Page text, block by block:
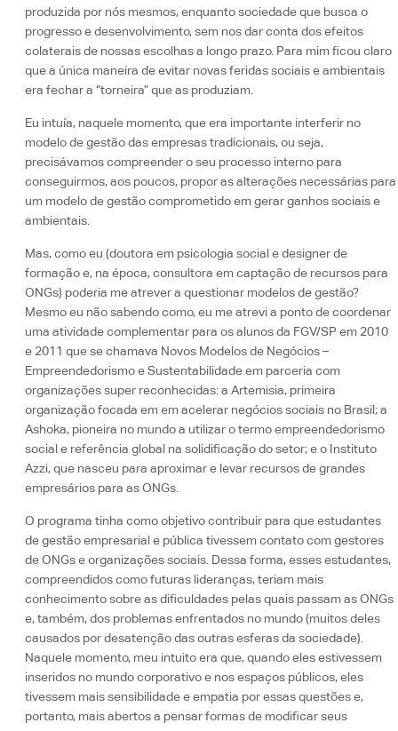
produzida por nós mesmos, enquanto sociedade que busca o
progresso e desenvolvimento, sem nos dar conta dos efeitos
colaterais de nossas escolhas a longo prazo. Para mim ficou claro
que a única maneira de evitar novas feridas sociais e ambientais
era fechar a “torneira” que as produziam.
Eu intuía, naquele momento, que era importante interferir no
modelo de gestão das empresas tradicionais, ou seja,
precisávamos compreender o seu processo interno para
conseguirmos, aos poucos, propor as alterações necessárias para
um modelo de gestão comprometido em gerar ganhos sociais e
ambientais.
Mas, como eu (doutora em psicologia social e designer de
formação e, na época, consultora em captação de recursos para
ONGs) poderia me atrever a questionar modelos de gestão?
Mesmo eu não sabendo como, eu me atrevi a ponto de coordenar
uma atividade complementar para os alunos da FGV/SP em 2010
e 2011 que se chamava Novos Modelos de Negócios –
Empreendedorismo e Sustentabilidade em parceria com
organizações super reconhecidas: a Artemisia, primeira
organização focada em em acelerar negócios sociais no Brasil; a
Ashoka, pioneira no mundo a utilizar o termo empreendedorismo
social e referência global na solidificação do setor; e o Instituto
Azzi, que nasceu para aproximar e levar recursos de grandes
empresários para as ONGs.
O programa tinha como objetivo contribuir para que estudantes
de gestão empresarial e pública tivessem contato com gestores
de ONGs e organizações sociais. Dessa forma, esses estudantes,
compreendidos como futuras lideranças, teriam mais
conhecimento sobre as dificuldades pelas quais passam as ONGs
e, também, dos problemas enfrentados no mundo (muitos deles
causados por desatenção das outras esferas da sociedade).
Naquele momento, meu intuito era que, quando eles estivessem
inseridos no mundo corporativo e nos espaços públicos, eles
tivessem mais sensibilidade e empatia por essas questões e,
portanto, mais abertos a pensar formas de modificar seus